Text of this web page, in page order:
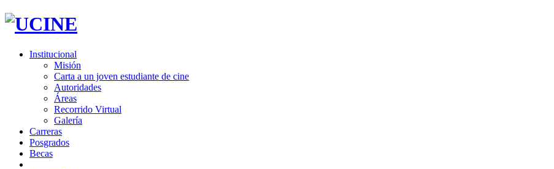
Institucional
Misión
Carta a un joven estudiante de cine
Autoridades
Áreas
Recorrido Virtual
Galería
Carreras
Posgrados
Becas